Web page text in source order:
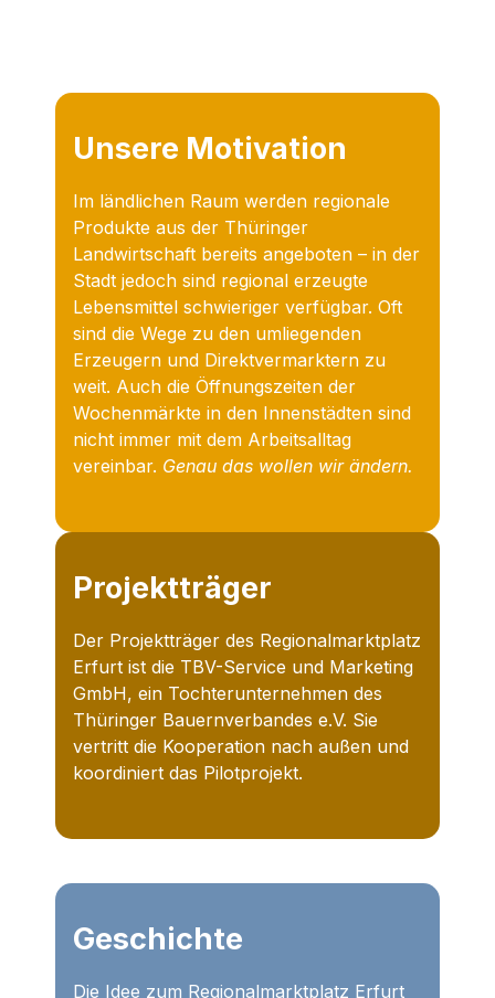
Unsere Motivation
Im ländlichen Raum werden regionale
Produkte aus der Thüringer
Landwirtschaft bereits angeboten – in der
Stadt jedoch sind regional erzeugte
Lebensmittel schwieriger verfügbar. Oft
sind die Wege zu den umliegenden
Erzeugern und Direktvermarktern zu
weit. Auch die Öffnungszeiten der
Wochenmärkte in den Innenstädten sind
nicht immer mit dem Arbeitsalltag
vereinbar. Genau das wollen wir ändern.
Projektträger
Der Projektträger des Regionalmarktplatz
Erfurt ist die TBV-Service und Marketing
GmbH, ein Tochterunternehmen des
Thüringer Bauernverbandes e.V. Sie
vertritt die Kooperation nach außen und
koordiniert das Pilotprojekt.
Geschichte
Die Idee zum Regionalmarktplatz Erfurt